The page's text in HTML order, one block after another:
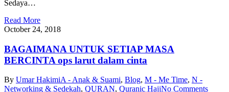
Sedaya…
Read More
October 24, 2018
BAGAIMANA UNTUK SETIAP MASA
BERCINTA ops larut dalam cinta
By Umar HakimiA - Anak & Suami, Blog, M - Me Time, N -
Networking & Sedekah, QURAN, Quranic HajjNo Comments